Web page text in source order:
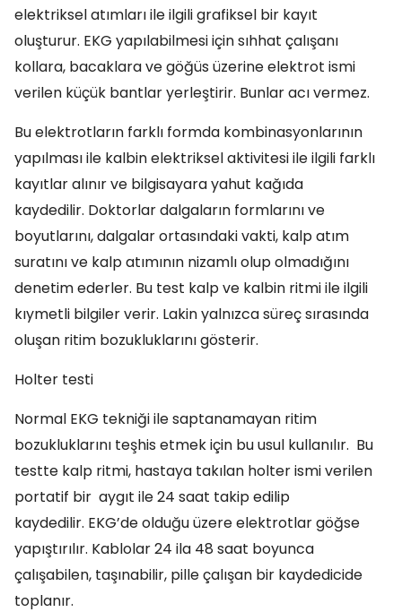
elektriksel atımları ile ilgili grafiksel bir kayıt
oluşturur. EKG yapılabilmesi için sıhhat çalışanı
kollara, bacaklara ve göğüs üzerine elektrot ismi
verilen küçük bantlar yerleştirir. Bunlar acı vermez.
Bu elektrotların farklı formda kombinasyonlarının
yapılması ile kalbin elektriksel aktivitesi ile ilgili farklı
kayıtlar alınır ve bilgisayara yahut kağıda
kaydedilir. Doktorlar dalgaların formlarını ve
boyutlarını, dalgalar ortasındaki vakti, kalp atım
suratını ve kalp atımının nizamlı olup olmadığını
denetim ederler. Bu test kalp ve kalbin ritmi ile ilgili
kıymetli bilgiler verir. Lakin yalnızca süreç sırasında
oluşan ritim bozukluklarını gösterir.
Holter testi
Normal EKG tekniği ile saptanamayan ritim
bozukluklarını teşhis etmek için bu usul kullanılır. Bu
testte kalp ritmi, hastaya takılan holter ismi verilen
portatif bir aygıt ile 24 saat takip edilip
kaydedilir. EKG’de olduğu üzere elektrotlar göğse
yapıştırılır. Kablolar 24 ila 48 saat boyunca
çalışabilen, taşınabilir, pille çalışan bir kaydedicide
toplanır.